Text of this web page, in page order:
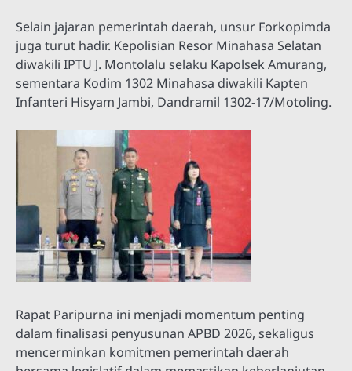
Selain jajaran pemerintah daerah, unsur Forkopimda
juga turut hadir. Kepolisian Resor Minahasa Selatan
diwakili IPTU J. Montolalu selaku Kapolsek Amurang,
sementara Kodim 1302 Minahasa diwakili Kapten
Infanteri Hisyam Jambi, Dandramil 1302-17/Motoling.
Rapat Paripurna ini menjadi momentum penting
dalam finalisasi penyusunan APBD 2026, sekaligus
mencerminkan komitmen pemerintah daerah